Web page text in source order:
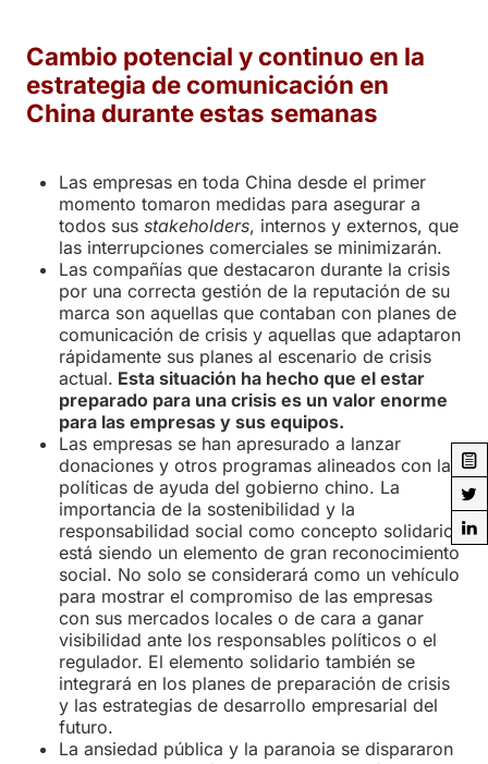
Cambio potencial y continuo en la
estrategia de comunicación en
China durante estas semanas
Las empresas en toda China desde el primer
momento tomaron medidas para asegurar a
todos sus stakeholders, internos y externos, que
las interrupciones comerciales se minimizarán.
Las compañías que destacaron durante la crisis
por una correcta gestión de la reputación de su
marca son aquellas que contaban con planes de
comunicación de crisis y aquellas que adaptaron
rápidamente sus planes al escenario de crisis
actual. Esta situación ha hecho que el estar
preparado para una crisis es un valor enorme
para las empresas y sus equipos.
Las empresas se han apresurado a lanzar
donaciones y otros programas alineados con las
políticas de ayuda del gobierno chino. La
importancia de la sostenibilidad y la
responsabilidad social como concepto solidario
está siendo un elemento de gran reconocimiento
social. No solo se considerará como un vehículo
para mostrar el compromiso de las empresas
con sus mercados locales o de cara a ganar
visibilidad ante los responsables políticos o el
regulador. El elemento solidario también se
integrará en los planes de preparación de crisis
y las estrategias de desarrollo empresarial del
futuro.
La ansiedad pública y la paranoia se dispararon